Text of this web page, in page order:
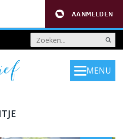
AANMELDEN
MENU